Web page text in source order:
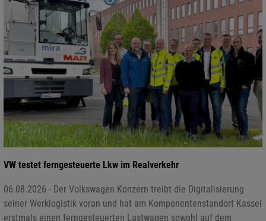
VW testet ferngesteuerte Lkw im Realverkehr
06.08.2026 - Der Volkswagen Konzern treibt die Digitalisierung
seiner Werklogistik voran und hat am Komponentenstandort Kassel
erstmals einen ferngesteuerten Lastwagen sowohl auf dem